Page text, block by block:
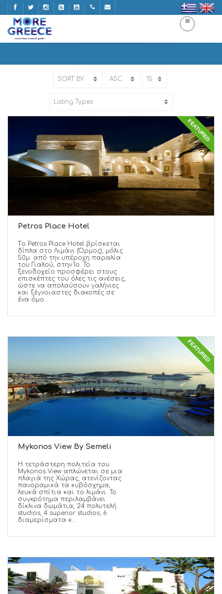
FEATURED
Petros Place Hotel
Tο Petros Place Hotel βρίσκεται
δίπλα στο Λιμάνι (Όρμος), μόλις
50μ. από την υπέροχη παραλία
του Γιαλού, στην Ίο. Το
ξενοδοχείο προσφέρει στους
επισκέπτες του όλες τις ανέσεις,
ώστε να απολαύσουν γαλήνιες
και ξέγνοιαστες διακοπές σε
ένα όμο...
FEATURED
Mykonos View By Semeli
Η τετράστερη πολιτεία του
Mykonos View απλώνεται σε μια
πλαγιά της Χώρας, ατενίζοντας
πανοραμικά τα κυβόσχημα,
λευκά σπίτια και το λιμάνι. Το
συγκρότημα περιλαμβάνει
δίκλινα δωμάτια, 24 πολυτελή
studios, 4 superior studios, 6
διαμερίσματα κ...